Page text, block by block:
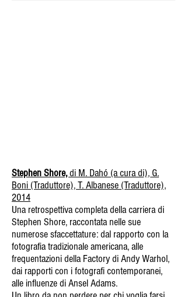
Stephen Shore,di M. Dahó (a cura di), G.
Boni (Traduttore), T. Albanese (Traduttore),
2014
Una retrospettiva completa della carriera di
Stephen Shore, raccontata nelle sue
numerose sfaccettature: dal rapporto con la
fotografia tradizionale americana, alle
frequentazioni della Factory di Andy Warhol,
dai rapporti con i fotografi contemporanei,
alle influenze di Ansel Adams.